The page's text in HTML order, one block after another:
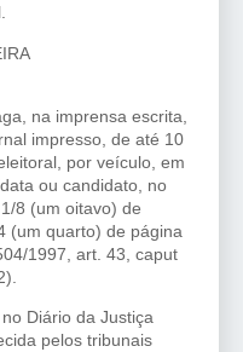
na imprensa escrita,
impresso, de até 10
por veículo, em
ou candidato, no
8 (um oitavo) de
(um quarto) de página
1997, art. 43, caput
Diário da Justiça
pelos tribunais